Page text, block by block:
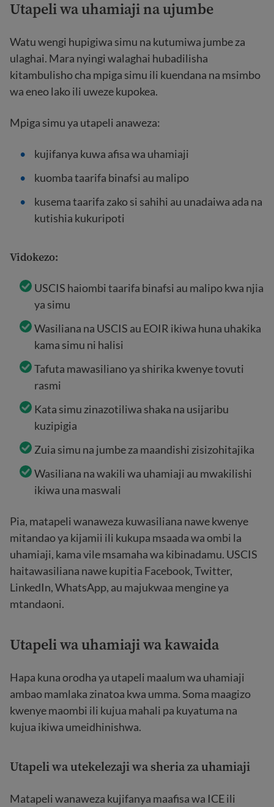
Utapeli wa uhamiajina ujumbe
Watu wengi hupigiwa simu na kutumiwa jumbe za
ulaghai. Mara nyingi walaghai hubadilisha
kitambulisho cha mpiga simu ili kuendana na msimbo
wa eneo lako ili uweze kupokea.
Mpiga simu ya utapeli anaweza:
kujifanya kuwa afisa wa uhamiaji
kuomba taarifa binafsi au malipo
kusema taarifa zako si sahihi au unadaiwa ada na
kutishia kukuripoti
Vidokezo:
USCIS haiombi taarifa binafsi au malipo kwa njia
ya simu
Wasiliana na USCIS au EOIR ikiwa huna uhakika
kama simu ni halisi
Tafuta mawasiliano ya shirika kwenye tovuti
rasmi
Kata simu zinazotiliwa shaka na usijaribu
kuzipigia
Zuia simu na jumbe za maandishi zisizohitajika
Wasiliana na wakili wa uhamiaji au mwakilishi
ikiwa una maswali
Pia, matapeli wanaweza kuwasiliana nawe kwenye
mitandao ya kijamii ili kukupa msaada wa ombi la
uhamiaji, kama vile msamaha wa kibinadamu. USCIS
haitawasiliana nawe kupitia Facebook, Twitter,
LinkedIn, WhatsApp, au majukwaa mengine ya
mtandaoni.
Utapeli wa uhamiaji wa kawaida
Hapa kuna orodha ya utapeli maalum wa uhamiaji
ambao mamlaka zinatoa kwa umma. Soma maagizo
kwenye maombi ili kujua mahali pa kuyatuma na
kujua ikiwa umeidhinishwa.
Utapeli wa utekelezaji wa sheria za uhamiaji
Matapeli wanaweza kujifanya maafisa wa ICE ili